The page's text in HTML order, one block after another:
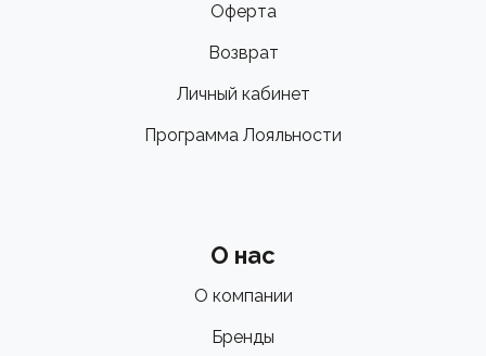
Оферта
Возврат
Личный кабинет
Программа Лояльности
О нас
О компании
Бренды